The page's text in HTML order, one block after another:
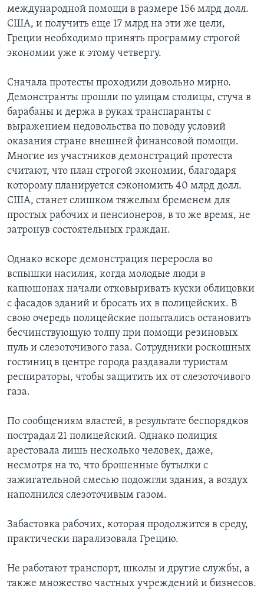
международной помощи в размере 156 млрд долл.
США, и получить еще 17 млрд на эти же цели,
Греции необходимо принять программу строгой
экономии уже к этому четвергу.
Сначала протесты проходили довольно мирно.
Демонстранты прошли по улицам столицы, стуча в
барабаны и держа в руках транспаранты с
выражением недовольства по поводу условий
оказания стране внешней финансовой помощи.
Многие из участников демонстраций протеста
считают, что план строгой экономии, благодаря
которому планируется сэкономить 40 млрд долл.
США, станет слишком тяжелым бременем для
простых рабочих и пенсионеров, в то же время, не
затронув состоятельных граждан.
Однако вскоре демонстрация переросла во
вспышки насилия, когда молодые люди в
капюшонах начали отковыривать куски облицовки
с фасадов зданий и бросать их в полицейских. В
свою очередь полицейские попытались остановить
бесчинствующую толпу при помощи резиновых
пуль и слезоточивого газа. Сотрудники роскошных
гостиниц в центре города раздавали туристам
респираторы, чтобы защитить их от слезоточивого
газа.
По сообщениям властей, в результате беспорядков
пострадал 21 полицейский. Однако полиция
арестовала лишь несколько человек, даже,
несмотря на то, что брошенные бутылки с
зажигательной смесью подожгли здания, а воздух
наполнился слезоточивым газом.
Забастовка рабочих, которая продолжится в среду,
практически парализовала Грецию.
Не работают транспорт, школы и другие службы, а
также множество частных учреждений и бизнесов.